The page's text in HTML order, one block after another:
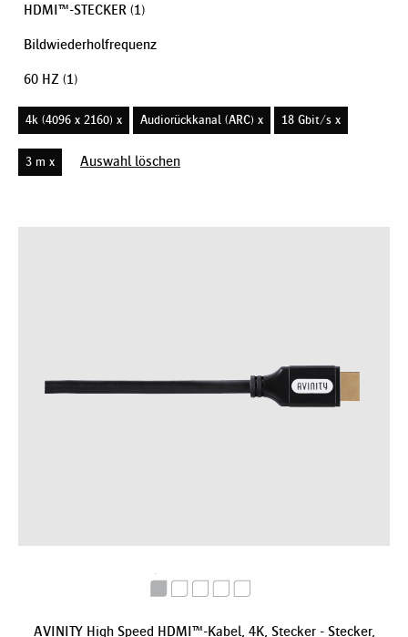
HDMI™-STECKER (1)
Bildwiederholfrequenz
60 HZ (1)
4k (4096 x 2160) x Audiorückkanal (ARC) x 18 Gbit/s x
3 m x Auswahl löschen
AVINITY High Speed HDMI™-Kabel, 4K, Stecker - Stecker,